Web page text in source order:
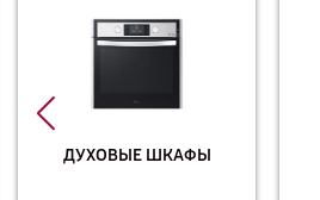
ДУХОВЫЕ ШКАФЫ